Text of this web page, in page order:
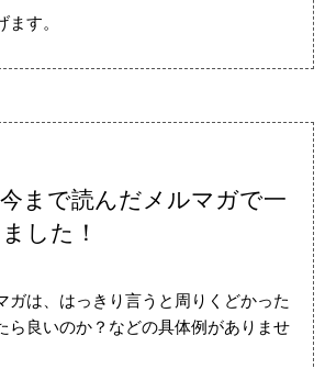
す。
まで読んだメルマガで一
した！
ガは、はっきり言うと周りくどかった
ら良いのか？などの具体例がありませ